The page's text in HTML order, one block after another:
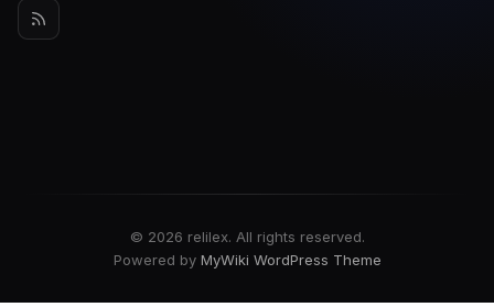
© 2026 relilex. All rights reserved.
Powered by MyWiki WordPress Theme